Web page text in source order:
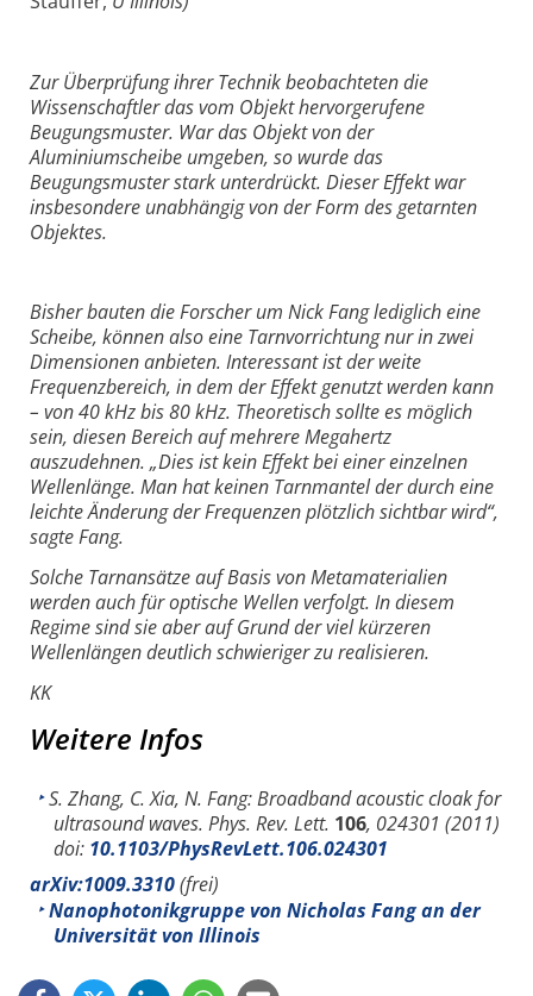
Zur Überprüfung ihrer Technik beobachteten die
Wissenschaftler das vom Objekt hervorgerufene
Beugungsmuster. War das Objekt von der
Aluminiumscheibe umgeben, so wurde das
Beugungsmuster stark unterdrückt. Dieser Effekt war
insbesondere unabhängig von der Form des getarnten
Objektes.
Bisher bauten die Forscher um Nick Fang lediglich eine
Scheibe, können also eine Tarnvorrichtung nur in zwei
Dimensionen anbieten. Interessant ist der weite
Frequenzbereich, in dem der Effekt genutzt werden kann
– von 40 kHz bis 80 kHz. Theoretisch sollte es möglich
sein, diesen Bereich auf mehrere Megahertz
auszudehnen. „Dies ist kein Effekt bei einer einzelnen
Wellenlänge. Man hat keinen Tarnmantel der durch eine
leichte Änderung der Frequenzen plötzlich sichtbar wird“,
sagte Fang.
Solche Tarnansätze auf Basis von Metamaterialien
werden auch für optische Wellen verfolgt. In diesem
Regime sind sie aber auf Grund der viel kürzeren
Wellenlängen deutlich schwieriger zu realisieren.
KK
Weitere Infos
S. Zhang, C. Xia, N. Fang: Broadband acoustic cloak for
ultrasound waves. Phys. Rev. Lett. 106, 024301 (2011)
doi: 10.1103/PhysRevLett.106.024301
arXiv:1009.3310(frei)
Nanophotonikgruppe von Nicholas Fang an der
Universität von Illinois